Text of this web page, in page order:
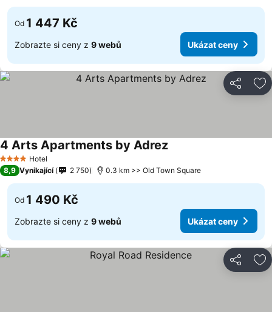
Od 1 447 Kč
Zobrazte si ceny z 9 webů Ukázat ceny
Sdílet
4 Počet hvězdiček
Hotel
4 Arts Apartments by Adrez
8,9 Vynikající 2 750 0.3 km >> Old Town Square
Od 1 490 Kč
Zobrazte si ceny z 9 webů Ukázat ceny
Sdílet